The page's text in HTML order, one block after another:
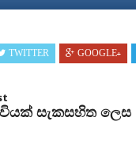
TWITTER GOOGLE+
සැකසහිත ලෙස